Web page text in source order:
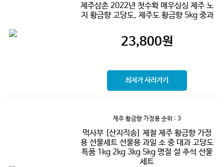
제주삼촌 2022년 첫수확 매우싱싱 제주 노
지 황금향 고당도, 제주도 황금향 5kg 중과
23,800원
최저가 사러가기
제주 황금향 가정용 순위 : 3
먹사부 [산지직송] 제철 제주 황금향 가정
용 선물세트 선물용 과일 소 중 대과 고당도
특품 1kg 2kg 3kg 5kg 명절 설 추석 선물
세트